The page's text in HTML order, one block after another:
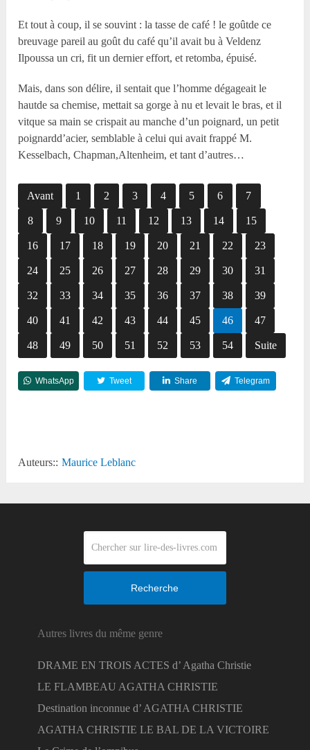
Et tout à coup, il se souvint : la tasse de café ! le goûtde ce
breuvage pareil au goût du café qu’il avait bu à Veldenz
Ilpoussa un cri, fit un dernier effort, et retomba, épuisé.
Mais, dans son délire, il sentait que l’homme dégageait le
hautde sa chemise, mettait sa gorge à nu et levait le bras, et il
vitque sa main se crispait au manche d’un poignard, un petit
poignardd’acier, semblable à celui qui avait frappé M.
Kesselbach, Chapman,Altenheim, et tant d’autres…
Avant 1 2 3 4 5 6 7
8 9 10 11 12 13 14 15
16 17 18 19 20 21 22 23
24 25 26 27 28 29 30 31
32 33 34 35 36 37 38 39
40 41 42 43 44 45 46 47
48 49 50 51 52 53 54 Suite
WhatsApp Tweet Share Telegram
Auteurs:: Maurice Leblanc
Recherche
Autres livres du même genre
DRAME EN TROIS ACTES d’ Agatha Christie
LE FLAMBEAU AGATHA CHRISTIE
Destination inconnue d’ AGATHA CHRISTIE
AGATHA CHRISTIE LE BAL DE LA VICTOIRE